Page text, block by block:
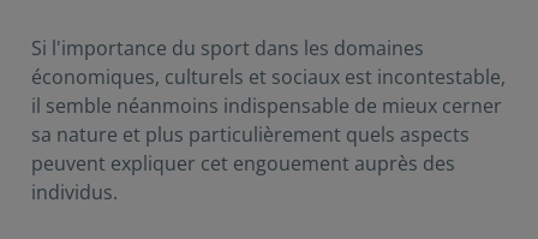
Si l'importance du sport dans les domaines
économiques, culturels et sociaux est incontestable,
il semble néanmoins indispensable de mieux cerner
sa nature et plus particulièrement quels aspects
peuvent expliquer cet engouement auprès des
individus.